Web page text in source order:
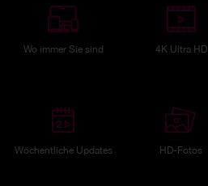
Wo immer Sie sind 4K Ultra HD
Wöchentliche Updates HD-Fotos